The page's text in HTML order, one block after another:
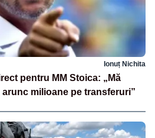
Ionuț Nichita
pentru MM Stoica: „Mă
milioane pe transferuri”